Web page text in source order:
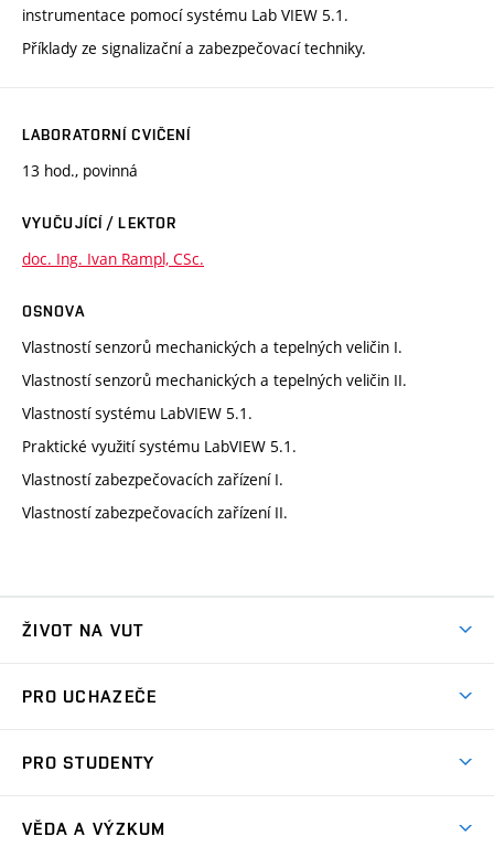
instrumentace pomocí systému Lab VIEW 5.1.
Příklady ze signalizační a zabezpečovací techniky.
LABORATORNÍ CVIČENÍ
13 hod., povinná
VYUČUJÍCÍ / LEKTOR
doc. Ing. Ivan Rampl, CSc.
OSNOVA
Vlastností senzorů mechanických a tepelných veličin I.
Vlastností senzorů mechanických a tepelných veličin II.
Vlastností systému LabVIEW 5.1.
Praktické využití systému LabVIEW 5.1.
Vlastností zabezpečovacích zařízení I.
Vlastností zabezpečovacích zařízení II.
ŽIVOT NA VUT
Koleje
Sport na VUT
PRO UCHAZEČE
Dny otevřených dveří
PRO STUDENTY
VĚDA A VÝZKUM